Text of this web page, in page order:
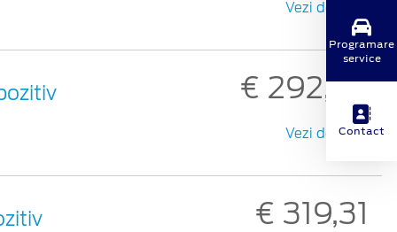
Vezi detalii
€ 292,29
Vezi detalii
€ 319,31
Programare
service
Contact